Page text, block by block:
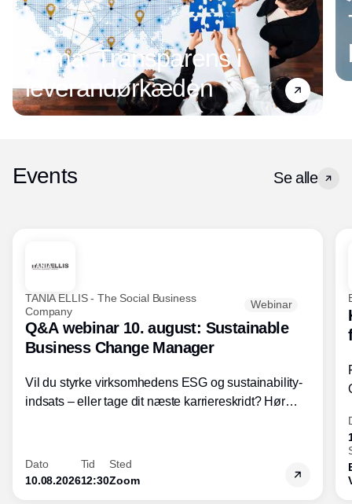
Tema: Transparens i
leverandørkæden
Events Se alle
TANIA ELLIS - The Social Business
Company
Webinar
Q&A webinar 10. august: Sustainable
Business Change Manager
Vil du styrke virksomhedens ESG og sustainability-
indsats – eller tage dit næste karriereskridt? Hør
inden for bæredygtig forretningsudvikling - så du
skaber værdi for både samfund og bundlinje.
Dato
10.08.2026
Tid
12:30
Sted
Zoom